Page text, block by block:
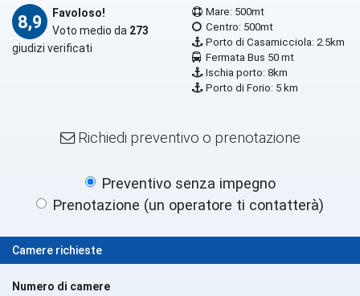
8,9
Favoloso!
Voto medio da 273
giudizi verificati
Mare: 500mt
Centro: 500mt
Porto di Casamicciola: 2.5km
Fermata Bus 50 mt
Ischia porto: 8km
Porto di Forio: 5 km
Richiedi preventivo o prenotazione
Preventivo senza impegno
Prenotazione (un operatore ti contatterà)
Camere richieste
Numero di camere